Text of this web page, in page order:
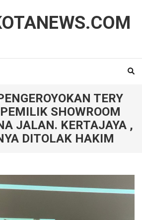
TERY
SHOWROOM
JALAN. KERTAJAYA ,
DITOLAK HAKIM